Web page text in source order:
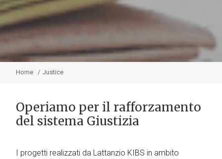
Home Justice
Operiamo per il rafforzamento
del sistema Giustizia
I progetti realizzati da Lattanzio KIBS in ambito